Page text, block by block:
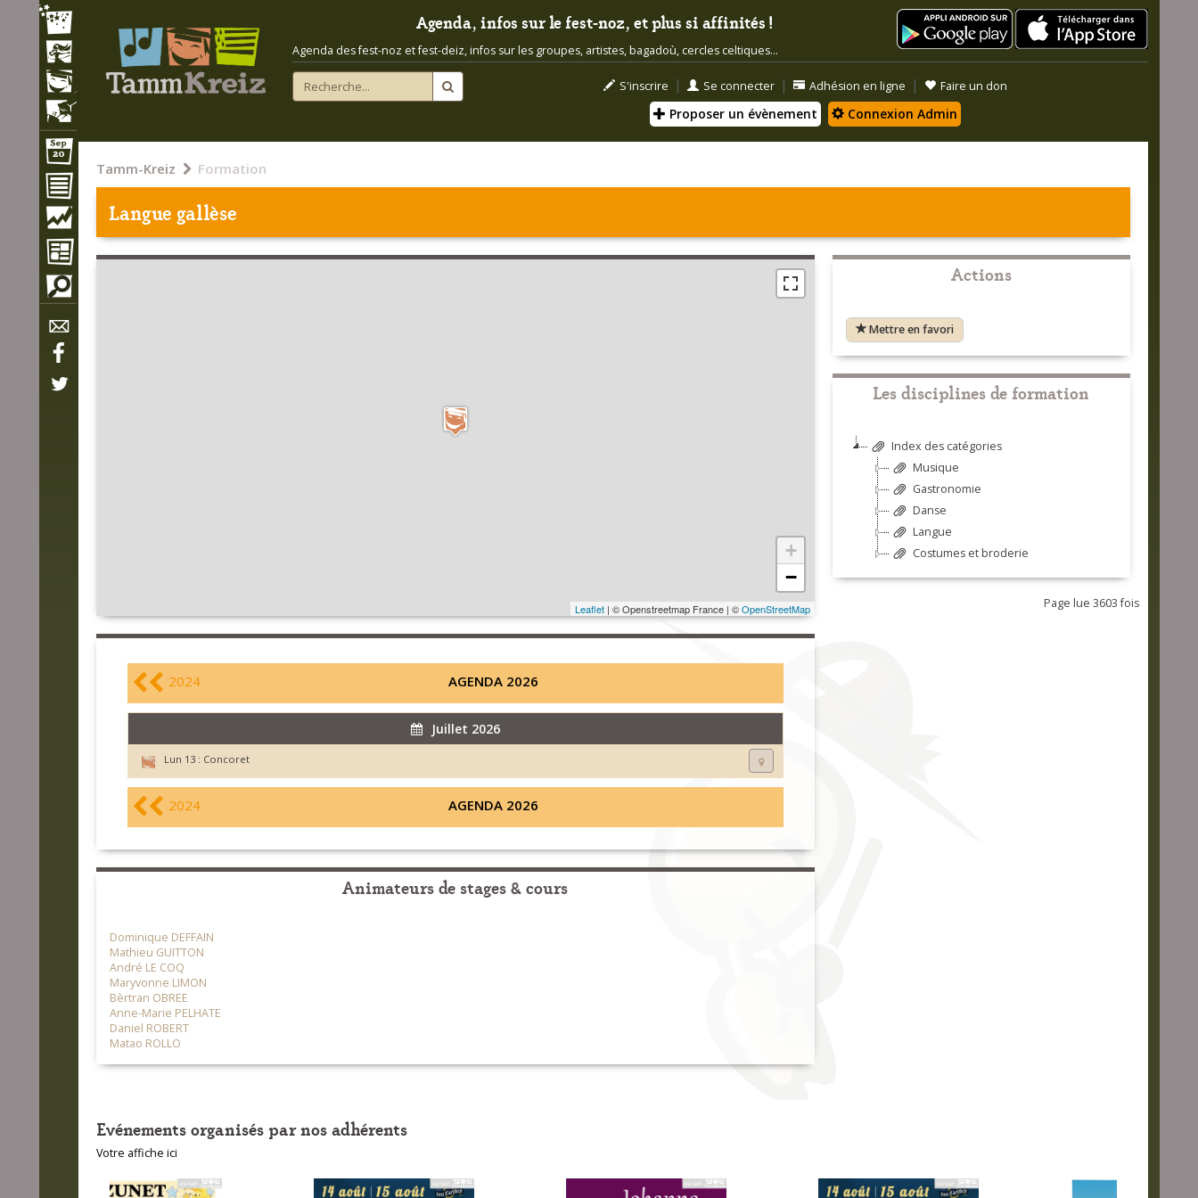
Agenda, infos sur le fest-noz, et plus si affinités !
Agenda des fest-noz et fest-deiz, infos sur les groupes, artistes, bagadoù, cercles celtiques...
S'inscrire | Se connecter | Adhésion en ligne | Faire un don
Proposer un évènement Connexion Admin
Tamm-Kreiz Formation
Langue gallèse
+
−
Leaflet| © Openstreetmap France | ©OpenStreetMap
2024 AGENDA 2026
Juillet 2026
Lun 13 : Concoret
2024 AGENDA 2026
Animateurs de stages & cours
Dominique DEFFAIN
Mathieu GUITTON
André LE COQ
Maryvonne LIMON
Bèrtran OBREE
Anne-Marie PELHATE
Daniel ROBERT
Matao ROLLO
Actions
Mettre en favori
Les disciplines de formation
Index des catégories
Musique
Gastronomie
Danse
Langue
Costumes et broderie
Page lue 3603 fois
Evénements organisés par nos adhérents
Votre affiche ici